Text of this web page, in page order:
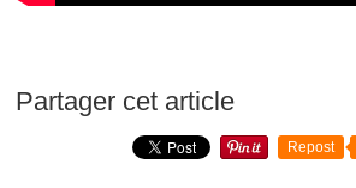
Partager cet article
Repost